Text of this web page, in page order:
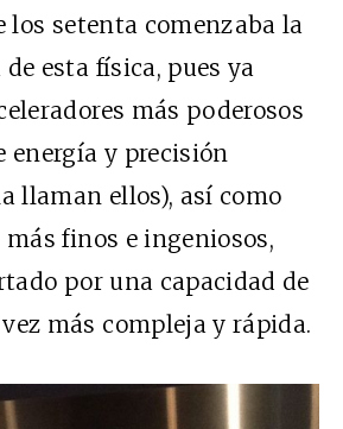
los setenta comenzaba la
esta física, pues ya
más poderosos
energía y precisión
llaman ellos), así como
más finos e ingeniosos,
por una capacidad de
más compleja y rápida.